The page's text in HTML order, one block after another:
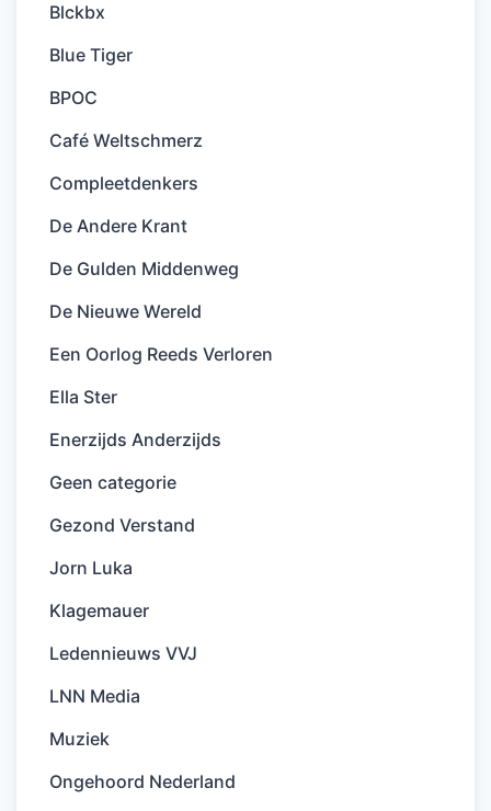
Blckbx
Blue Tiger
BPOC
Café Weltschmerz
Compleetdenkers
De Andere Krant
De Gulden Middenweg
De Nieuwe Wereld
Een Oorlog Reeds Verloren
Ella Ster
Enerzijds Anderzijds
Geen categorie
Gezond Verstand
Jorn Luka
Klagemauer
Ledennieuws VVJ
LNN Media
Muziek
Ongehoord Nederland